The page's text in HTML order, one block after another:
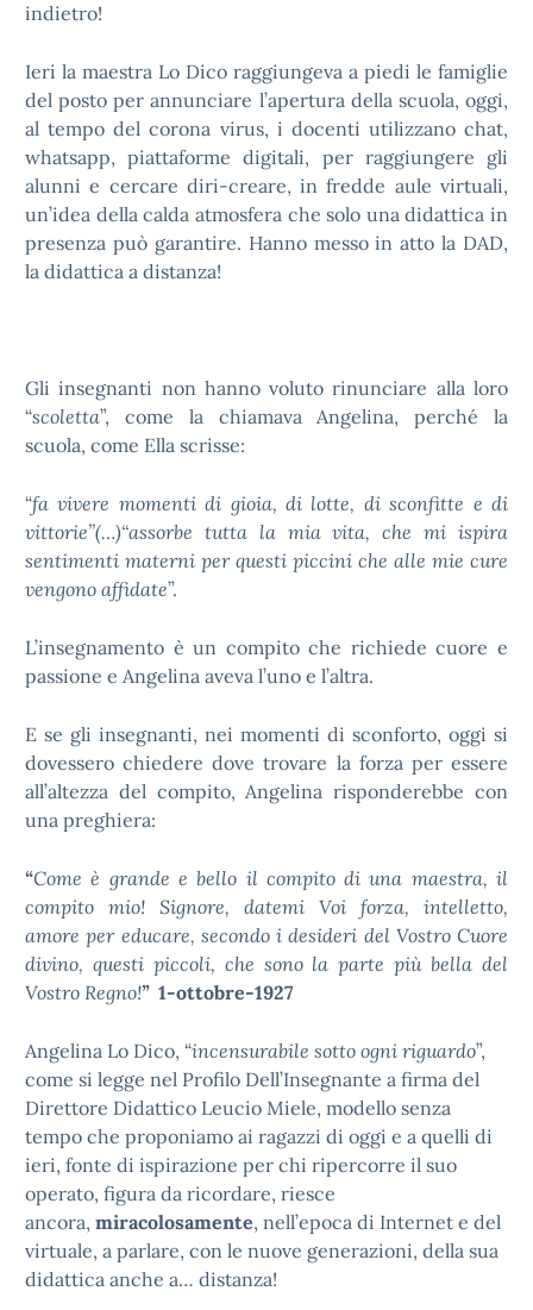
indietro!
Ieri la maestra Lo Dico raggiungeva a piedi le famiglie
del posto per annunciare l’apertura della scuola, oggi,
al tempo del corona virus, i docenti utilizzano chat,
whatsapp, piattaforme digitali, per raggiungere gli
alunni e cercare diri-creare, in fredde aule virtuali,
un’idea della calda atmosfera che solo una didattica in
presenza può garantire. Hanno messo in atto la DAD,
la didattica a distanza!
Gli insegnanti non hanno voluto rinunciare alla loro
“scoletta”, come la chiamava Angelina, perché la
scuola, come Ella scrisse:
“fa vivere momenti di gioia, di lotte, di sconfitte e di
vittorie”(…)“assorbe tutta la mia vita, che mi ispira
sentimenti materni per questi piccini che alle mie cure
vengono affidate”.
L’insegnamento è un compito che richiede cuore e
passione e Angelina aveva l’uno e l’altra.
E se gli insegnanti, nei momenti di sconforto, oggi si
dovessero chiedere dove trovare la forza per essere
all’altezza del compito, Angelina risponderebbe con
una preghiera:
“Come è grande e bello il compito di una maestra, il
compito mio! Signore, datemi Voi forza, intelletto,
amore per educare, secondo i desideri del Vostro Cuore
divino, questi piccoli, che sono la parte più bella del
Vostro Regno!” 1-ottobre-1927
Angelina Lo Dico, “incensurabile sotto ogni riguardo”,
come si legge nel Profilo Dell’Insegnante a firma del
Direttore Didattico Leucio Miele, modello senza
tempo che proponiamo ai ragazzi di oggi e a quelli di
ieri, fonte di ispirazione per chi ripercorre il suo
operato, figura da ricordare, riesce
ancora, miracolosamente, nell’epoca di Internet e del
virtuale, a parlare, con le nuove generazioni, della sua
didattica anche a… distanza!